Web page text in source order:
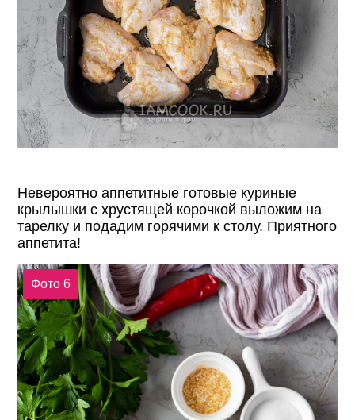
Невероятно аппетитные готовые куриные
крылышки с хрустящей корочкой выложим на
тарелку и подадим горячими к столу. Приятного
аппетита!
Фото 6